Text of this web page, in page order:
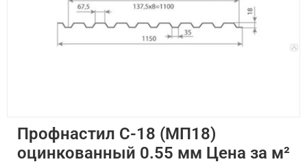
Профнастил С-18 (МП18)
оцинкованный 0.55 мм Цена за м²